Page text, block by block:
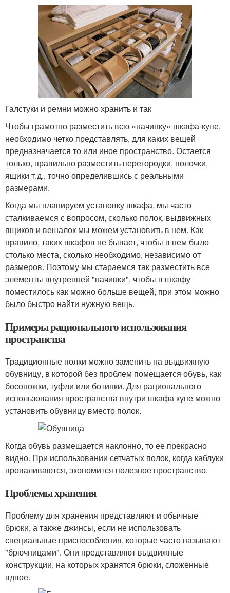
Галстуки и ремни можно хранить и так
Чтобы грамотно разместить всю «начинку» шкафа-купе,
необходимо четко представлять, для каких вещей
предназначается то или иное пространство. Остается
только, правильно разместить перегородки, полочки,
ящики т.д., точно определившись с реальными
размерами.
Когда мы планируем установку шкафа, мы часто
сталкиваемся с вопросом, сколько полок, выдвижных
ящиков и вешалок мы можем установить в нем. Как
правило, таких шкафов не бывает, чтобы в нем было
столько места, сколько необходимо, независимо от
размеров. Поэтому мы стараемся так разместить все
элементы внутренней "начинки", чтобы в шкафу
поместилось как можно больше вещей, при этом можно
было быстро найти нужную вещь.
Примеры рационального использования
пространства
Традиционные полки можно заменить на выдвижную
обувницу, в которой без проблем помещается обувь, как
босоножки, туфли или ботинки. Для рационального
использования пространства внутри шкафа купе можно
установить обувницу вместо полок.
Когда обувь размещается наклонно, то ее прекрасно
видно. При использовании сетчатых полок, когда каблуки
проваливаются, экономится полезное пространство.
Проблемы хранения
Проблему для хранения представляют и обычные
брюки, а также джинсы, если не использовать
специальные приспособления, которые часто называют
"брючницами". Они представляют выдвижные
конструкции, на которых хранятся брюки, сложенные
вдвое.